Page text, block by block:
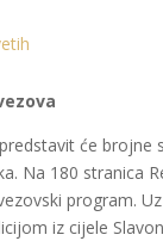
će
Na 180 stranica
program.
iz cijele